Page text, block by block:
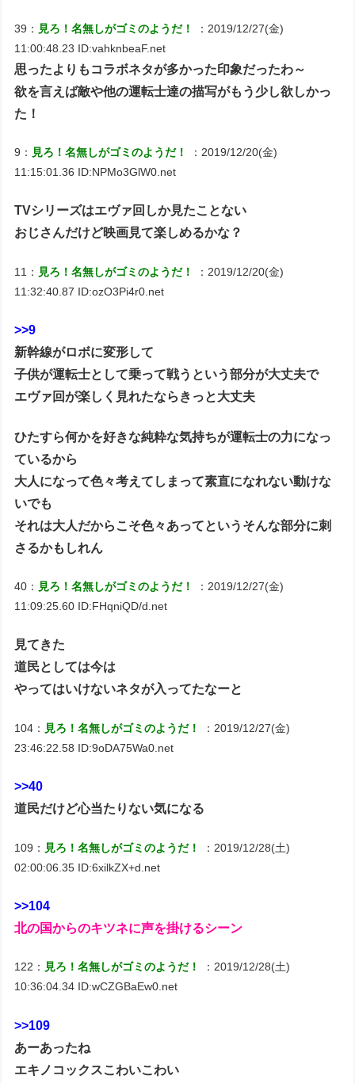
39： 見ろ！名無しがゴミのようだ！
：2019/12/27(金)
11:00:48.23 ID:vahknbeaF.net
思ったよりもコラボネタが多かった印象だったわ～
欲を言えば敵や他の運転士達の描写がもう少し欲しかっ
た！
9： 見ろ！名無しがゴミのようだ！
：2019/12/20(金)
11:15:01.36 ID:NPMo3GlW0.net
TVシリーズはエヴァ回しか見たことない
おじさんだけど映画見て楽しめるかな？
11： 見ろ！名無しがゴミのようだ！
：2019/12/20(金)
11:32:40.87 ID:ozO3Pi4r0.net
>>9
新幹線がロボに変形して
子供が運転士として乗って戦うという部分が大丈夫で
エヴァ回が楽しく見れたならきっと大丈夫
ひたすら何かを好きな純粋な気持ちが運転士の力になっ
ているから
大人になって色々考えてしまって素直になれない動けな
いでも
それは大人だからこそ色々あってというそんな部分に刺
さるかもしれん
40： 見ろ！名無しがゴミのようだ！
：2019/12/27(金)
11:09:25.60 ID:FHqniQD/d.net
見てきた
道民としては今は
やってはいけないネタが入ってたなーと
104： 見ろ！名無しがゴミのようだ！
：2019/12/27(金)
23:46:22.58 ID:9oDA75Wa0.net
>>40
道民だけど心当たりない気になる
109： 見ろ！名無しがゴミのようだ！
：2019/12/28(土)
02:00:06.35 ID:6xilkZX+d.net
>>104
北の国からのキツネに声を掛けるシーン
122： 見ろ！名無しがゴミのようだ！
：2019/12/28(土)
10:36:04.34 ID:wCZGBaEw0.net
>>109
あーあったね
エキノコックスこわいこわい